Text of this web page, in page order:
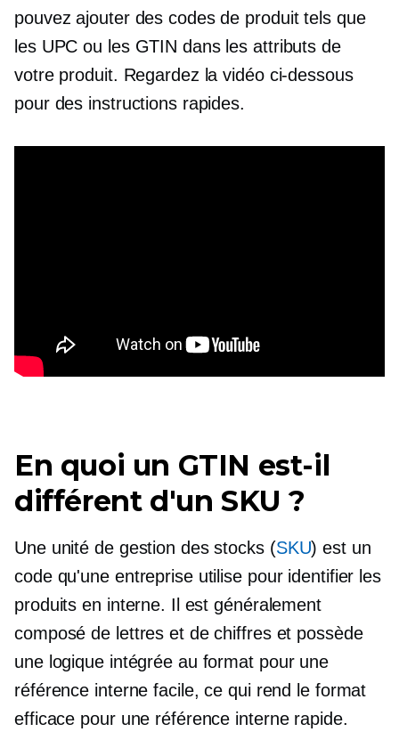
pouvez ajouter des codes de produit tels que
les UPC ou les GTIN dans les attributs de
votre produit. Regardez la vidéo ci-dessous
pour des instructions rapides.
En quoi un GTIN est-il
différent d'un SKU ?
Une unité de gestion des stocks (SKU) est un
code qu'une entreprise utilise pour identifier les
produits en interne. Il est généralement
composé de lettres et de chiffres et possède
une logique intégrée au format pour une
référence interne facile, ce qui rend le format
efficace pour une référence interne rapide.